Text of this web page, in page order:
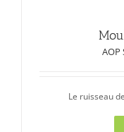
AOP
Le ruisseau